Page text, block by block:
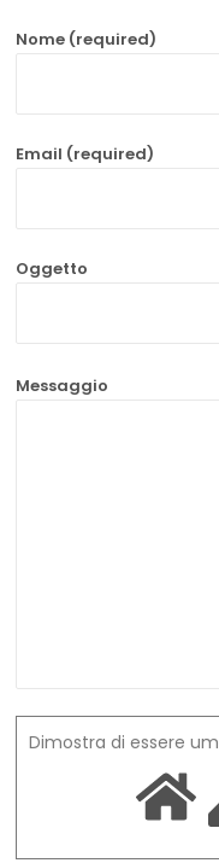
Nome (required)
Email (required)
Oggetto
Messaggio
Dimostra di essere